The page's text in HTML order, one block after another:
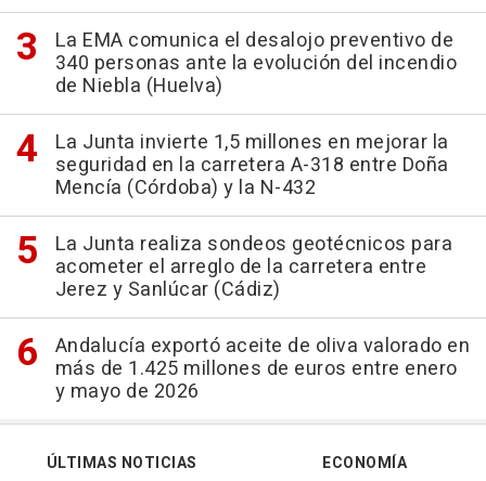
La EMA comunica el desalojo preventivo de
340 personas ante la evolución del incendio
de Niebla (Huelva)
La Junta invierte 1,5 millones en mejorar la
seguridad en la carretera A-318 entre Doña
Mencía (Córdoba) y la N-432
La Junta realiza sondeos geotécnicos para
acometer el arreglo de la carretera entre
Jerez y Sanlúcar (Cádiz)
Andalucía exportó aceite de oliva valorado en
más de 1.425 millones de euros entre enero
y mayo de 2026
ÚLTIMAS NOTICIAS
ECONOMÍA